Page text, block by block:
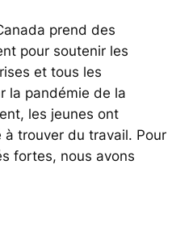
prend des
pour soutenir les
et tous les
la pandémie de la
les jeunes ont
trouver du travail. Pour
fortes, nous avons